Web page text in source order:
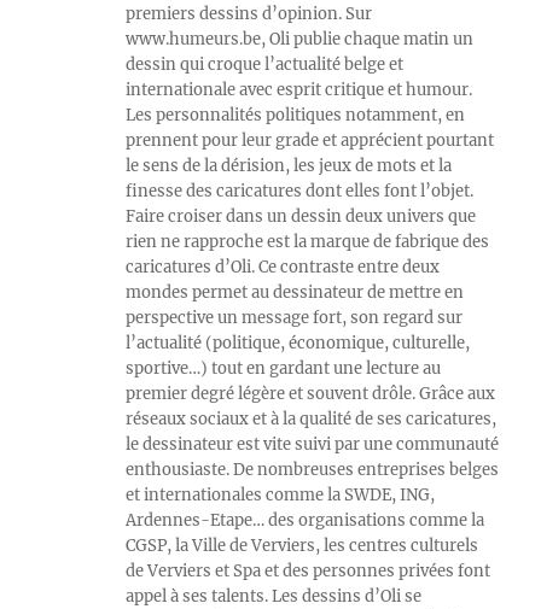
premiers dessins d’opinion. Sur
www.humeurs.be, Oli publie chaque matin un
dessin qui croque l’actualité belge et
internationale avec esprit critique et humour.
Les personnalités politiques notamment, en
prennent pour leur grade et apprécient pourtant
le sens de la dérision, les jeux de mots et la
finesse des caricatures dont elles font l’objet.
Faire croiser dans un dessin deux univers que
rien ne rapproche est la marque de fabrique des
caricatures d’Oli. Ce contraste entre deux
mondes permet au dessinateur de mettre en
perspective un message fort, son regard sur
l’actualité (politique, économique, culturelle,
sportive…) tout en gardant une lecture au
premier degré légère et souvent drôle. Grâce aux
réseaux sociaux et à la qualité de ses caricatures,
le dessinateur est vite suivi par une communauté
enthousiaste. De nombreuses entreprises belges
et internationales comme la SWDE, ING,
Ardennes-Etape… des organisations comme la
CGSP, la Ville de Verviers, les centres culturels
de Verviers et Spa et des personnes privées font
appel à ses talents. Les dessins d’Oli se